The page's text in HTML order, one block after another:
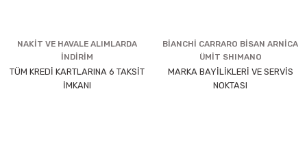
NAKİT VE HAVALE ALIMLARDA
İNDİRİM
TÜM KREDİ KARTLARINA 6 TAKSİT
İMKANI
BİANCHİ CARRARO BİSAN ARNİCA
ÜMİT SHIMANO
MARKA BAYİLİKLERİ VE SERVİS
NOKTASI